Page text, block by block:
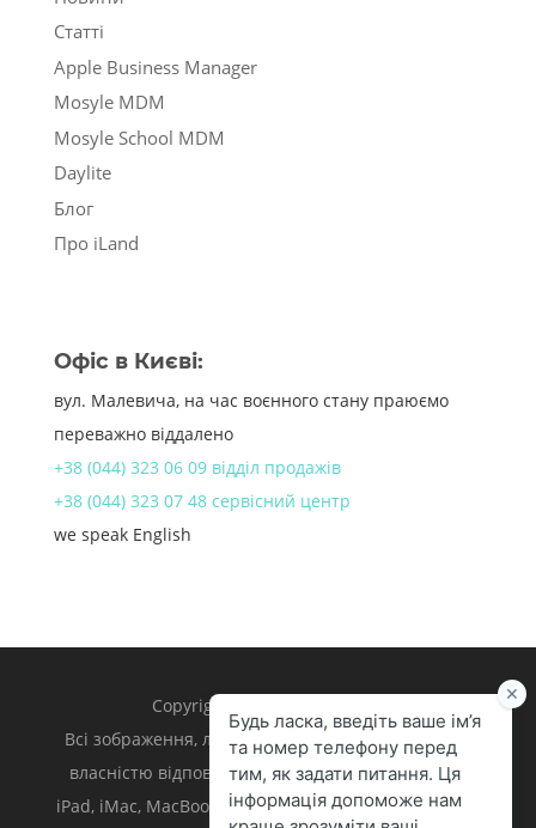
Статті
Apple Business Manager
Mosyle MDM
Mosyle School MDM
Daylite
Блог
Про iLand
Офіс в Києві:
вул. Малевича, на час воєнного стану праюємо
переважно віддалено
+38 (044) 323 06 09 відділ продажів
+38 (044) 323 07 48 сервісний центр
we speak English
Copyright 1998 – 2024 iLand.
Всі зображення, логотипи та торгівельні марки є
власністю відповідних власників. Apple, iPhone,
iPad, iMac, MacBook, Mac є торгівельними марками